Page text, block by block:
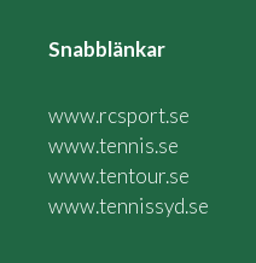
Snabblänkar
www.rcsport.se
www.tennis.se
www.tentour.se
www.tennissyd.se